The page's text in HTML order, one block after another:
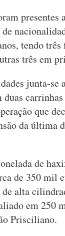
presentes
de
tendo
três em
junta-se
duas
que
da última
de
de 350 mil
alta
em 250
Prisciliano.